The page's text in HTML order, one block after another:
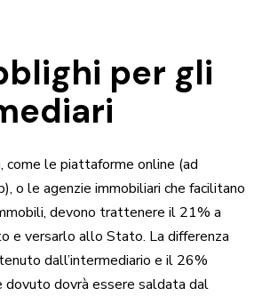
per gli
come le piattaforme online (ad
o le agenzie immobiliari che facilitano
devono trattenere il 21% a
e versarlo allo Stato. La differenza
dall’intermediario e il 26%
dovrà essere saldata dal